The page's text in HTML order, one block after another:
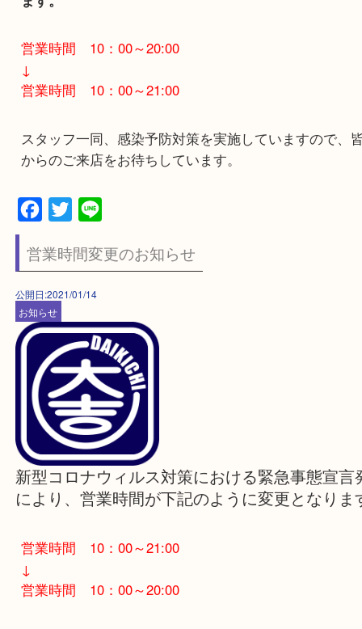
お知らせ
新型コロナウィルス対策における緊急事態宣言解
り、営業時間が下記のように通常営業時間へと変
営業時間 10：00～20:00
↓
営業時間 10：00～21:00
スタッフ一同、感染予防対策を実施していますの
からのご来店をお待ちしています。
Facebook
Twitter
Line
営業時間変更のお知らせ
公開日:2021/01/14
お知らせ